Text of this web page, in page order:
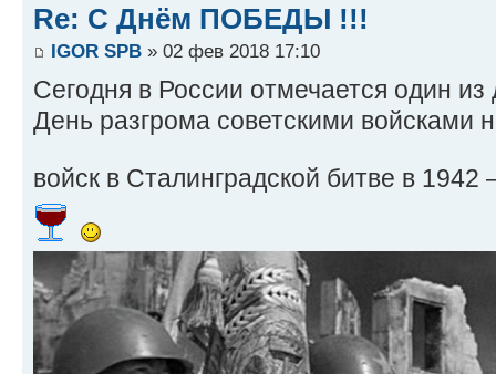
Re: С Днём ПОБЕДЫ !!!
IGOR SPB » 02 фев 2018 17:10
Сегодня в России отмечается один
День разгрома советскими войсками
войск в Сталинградской битве в